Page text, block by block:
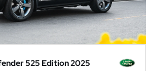
525 Edition 2025